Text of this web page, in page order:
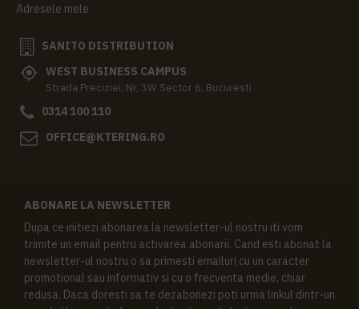
Adresele mele
SANITO DISTRIBUTION
WEST BUSINESS CAMPUS
Strada Preciziei, Nr, 3W Sector 6, Bucuresti
0314 100 110
OFFICE@KTERING.RO
ABONARE LA NEWSLETTER
Dupa ce initiezi abonarea la newsletter-ul nostru iti vom
trimite un email pentru activarea abonarii. Cand esti abonat la
newsletter-ul nostru o sa primesti emailuri cu un caracter
promotional sau informativ si cu o frecventa medie, chiar
redusa. Daca doresti sa te dezabonezi poti urma linkul dintr-un